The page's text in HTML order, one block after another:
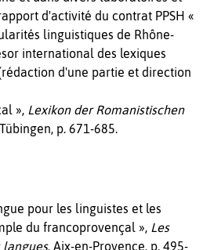
d'activité du contrat PPSH «
linguistiques de Rhône-
international des lexiques
d'une partie et direction
», Lexikon der Romanistischen
p. 671-685.
pour les linguistes et les
du francoprovençal », Les
langues, Aix-en-Provence, p. 495-